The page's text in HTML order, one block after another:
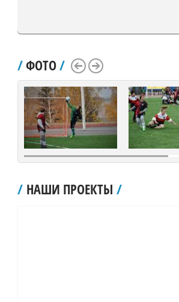
/ФОТО/
Scroll LeftScroll Right
/ НАШИ ПРОЕКТЫ /